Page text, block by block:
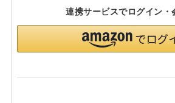
連携サービスでログイン・